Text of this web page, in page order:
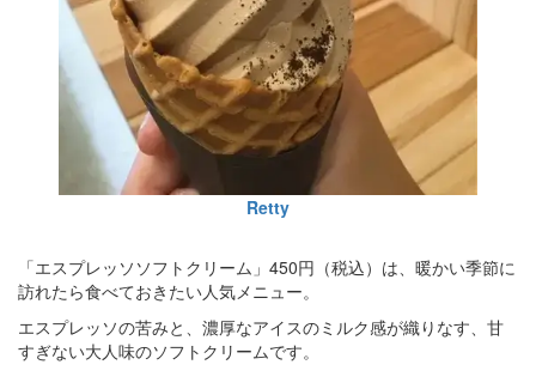
Retty
「エスプレッソソフトクリーム」450円（税込）は、暖かい季節に
訪れたら食べておきたい人気メニュー。
エスプレッソの苦みと、濃厚なアイスのミルク感が織りなす、甘
すぎない大人味のソフトクリームです。